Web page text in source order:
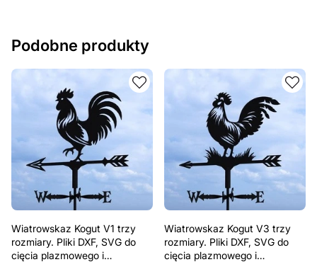
Podobne produkty
Wiatrowskaz Kogut V1 trzy
rozmiary. Pliki DXF, SVG do
cięcia plazmowego i
Wiatrowskaz Kogut V3 trzy
rozmiary. Pliki DXF, SVG do
cięcia plazmowego i